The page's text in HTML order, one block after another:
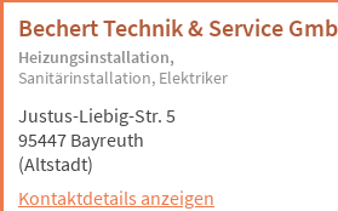
Bechert Technik & Service
Heizungsinstallation
Sanitärinstallation Elektriker
Justus-Liebig-Str. 5
95447 Bayreuth
(Altstadt)
Kontaktdetails anzeigen